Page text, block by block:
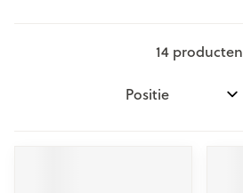
14 producten
Sorteer op: